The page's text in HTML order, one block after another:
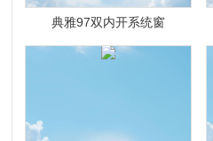
典雅97双内开系统窗